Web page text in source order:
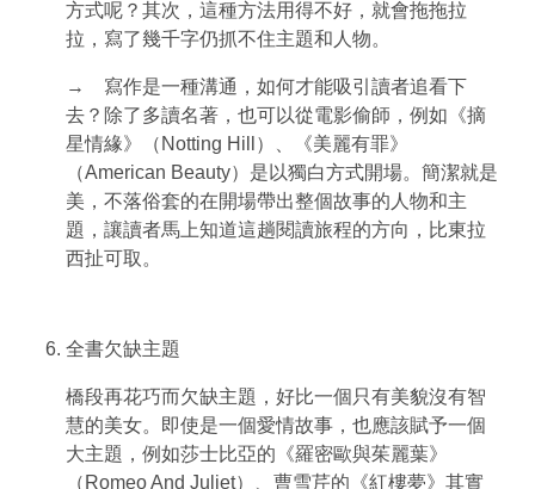
方式呢？其次，這種方法用得不好，就會拖拖拉
拉，寫了幾千字仍抓不住主題和人物。
→ 寫作是一種溝通，如何才能吸引讀者追看下
去？除了多讀名著，也可以從電影偷師，例如《摘
星情緣》（Notting Hill）、《美麗有罪》
（American Beauty）是以獨白方式開場。簡潔就是
美，不落俗套的在開場帶出整個故事的人物和主
題，讓讀者馬上知道這趟閱讀旅程的方向，比東拉
西扯可取。
全書欠缺主題
橋段再花巧而欠缺主題，好比一個只有美貌沒有智
慧的美女。即使是一個愛情故事，也應該賦予一個
大主題，例如莎士比亞的《羅密歐與茱麗葉》
（Romeo And Juliet）、曹雪芹的《紅樓夢》其實